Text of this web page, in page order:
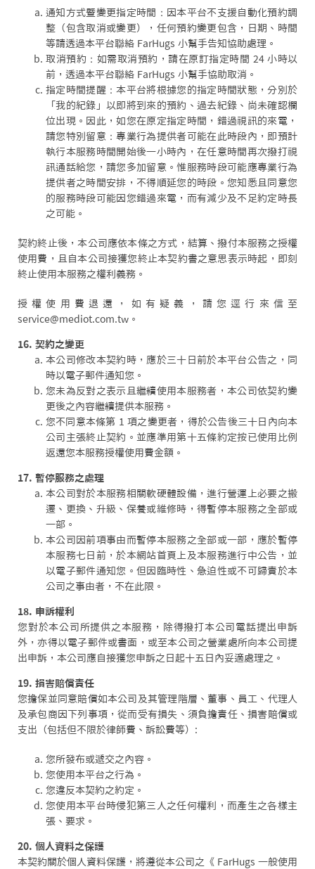
通知方式暨變更指定時間：因本平台不支援自動化預約調
整（包含取消或變更），任何預約變更包含，日期、時間
等請透過本平台聯絡 FarHugs 小幫手告知協助處理。
取消預約：如需取消預約，請在原訂指定時間 24 小時以
前，透過本平台聯絡 FarHugs 小幫手協助取消。
指定時間提醒：本平台將根據您的指定時間狀態，分別於
「我的紀錄」以即將到來的預約、過去紀錄、尚未確認欄
位出現。因此，如您在原定指定時間，錯過視訊的來電，
請您特別留意：專業行為提供者可能在此時段內，即預計
執行本服務時間開始後一小時內，在任意時間再次撥打視
訊通話給您，請您多加留意。惟服務時段可能應專業行為
提供者之時間安排，不得順延您的時段。您知悉且同意您
的服務時段可能因您錯過來電，而有減少及不足約定時長
之可能。
契約終止後，本公司應依本條之方式，結算、撥付本服務之授權
使用費，且自本公司接獲您終止本契約書之意思表示時起，即刻
終止使用本服務之權利義務。
授權使用費退還，如有疑義，請您逕行來信至
service@mediot.com.tw。
16. 契約之變更
本公司修改本契約時，應於三十日前於本平台公告之，同
時以電子郵件通知您。
您未為反對之表示且繼續使用本服務者，本公司依契約變
更後之內容繼續提供本服務。
您不同意本條第 1 項之變更者，得於公告後三十日內向本
公司主張終止契約。並應準用第十五條約定按已使用比例
返還您本服務授權使用費金額。
17. 暫停服務之處理
本公司對於本服務相關軟硬體設備，進行營運上必要之搬
遷、更換、升級、保養或維修時，得暫停本服務之全部或
一部。
本公司因前項事由而暫停本服務之全部或一部，應於暫停
本服務七日前，於本網站首頁上及本服務進行中公告，並
以電子郵件通知您。但因臨時性、急迫性或不可歸責於本
公司之事由者，不在此限。
18. 申訴權利
您對於本公司所提供之本服務，除得撥打本公司電話提出申訴
外，亦得以電子郵件或書面，或至本公司之營業處所向本公司提
出申訴，本公司應自接獲您申訴之日起十五日內妥適處理之。
19. 損害賠償責任
您擔保並同意賠償如本公司及其管理階層、董事、員工、代理人
及承包商因下列事項，從而受有損失、須負擔責任、損害賠償或
支出（包括但不限於律師費、訴訟費等）:
您所發布或遞交之內容。
您使用本平台之行為。
您違反本契約之約定。
您使用本平台時侵犯第三人之任何權利，而產生之各樣主
張、要求。
20. 個人資料之保護
本契約關於個人資料保護，將遵從本公司之《 FarHugs 一般使用